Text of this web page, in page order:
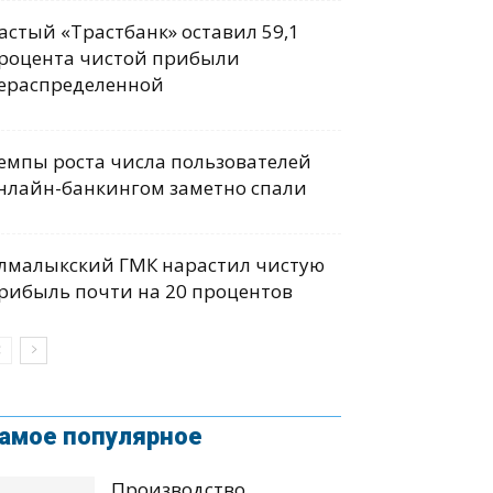
«Трастбанк» оставил 59,1
чистой прибыли
роста числа пользователей
банкингом заметно спали
ГМК нарастил чистую
почти на 20 процентов
популярное